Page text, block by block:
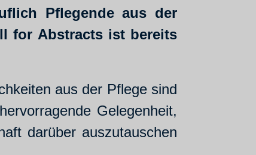
Pflegende aus der
for Abstracts ist bereits
aus der Pflege sind
Gelegenheit,
darüber auszutauschen